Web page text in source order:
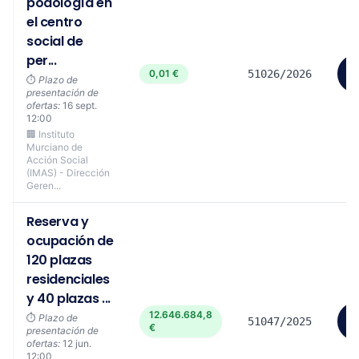
el centro
social de
per...
⏱️ Plazo de
presentación de
ofertas: 16 sept.
12:00
🏢 Instituto
Murciano de
Acción Social
(IMAS) - Dirección
Geren...
0,01 € 51026/2026
Reserva y
ocupación de
120 plazas
residenciales
y 40 plazas ...
⏱️ Plazo de
presentación de
ofertas: 12 jun.
12:00
12.646.684,8
€
51047/2025